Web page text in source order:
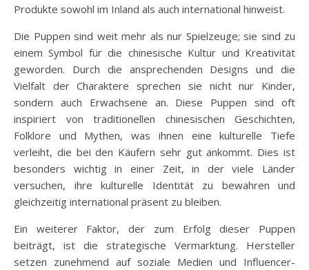
Produkte sowohl im Inland als auch international hinweist.
Die Puppen sind weit mehr als nur Spielzeuge; sie sind zu
einem Symbol für die chinesische Kultur und Kreativität
geworden. Durch die ansprechenden Designs und die
Vielfalt der Charaktere sprechen sie nicht nur Kinder,
sondern auch Erwachsene an. Diese Puppen sind oft
inspiriert von traditionellen chinesischen Geschichten,
Folklore und Mythen, was ihnen eine kulturelle Tiefe
verleiht, die bei den Käufern sehr gut ankommt. Dies ist
besonders wichtig in einer Zeit, in der viele Länder
versuchen, ihre kulturelle Identität zu bewahren und
gleichzeitig international präsent zu bleiben.
Ein weiterer Faktor, der zum Erfolg dieser Puppen
beiträgt, ist die strategische Vermarktung. Hersteller
setzen zunehmend auf soziale Medien und Influencer-